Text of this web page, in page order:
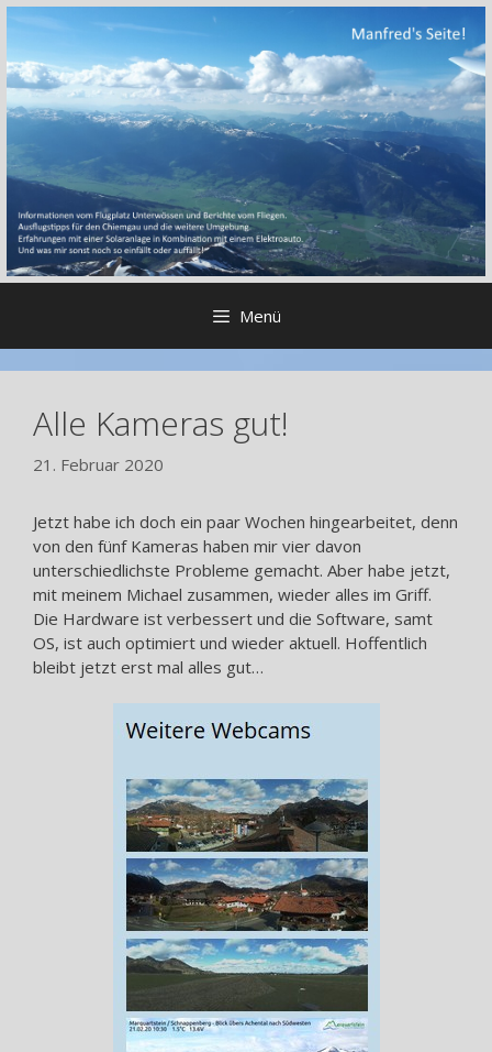
Zum
springen
Menü
Alle Kameras gut!
21. Februar 2020
Jetzt habe ich doch ein paar Wochen hingearbeitet, denn
von den fünf Kameras haben mir vier davon
unterschiedlichste Probleme gemacht. Aber habe jetzt,
mit meinem Michael zusammen, wieder alles im Griff.
Die Hardware ist verbessert und die Software, samt
OS, ist auch optimiert und wieder aktuell. Hoffentlich
bleibt jetzt erst mal alles gut…